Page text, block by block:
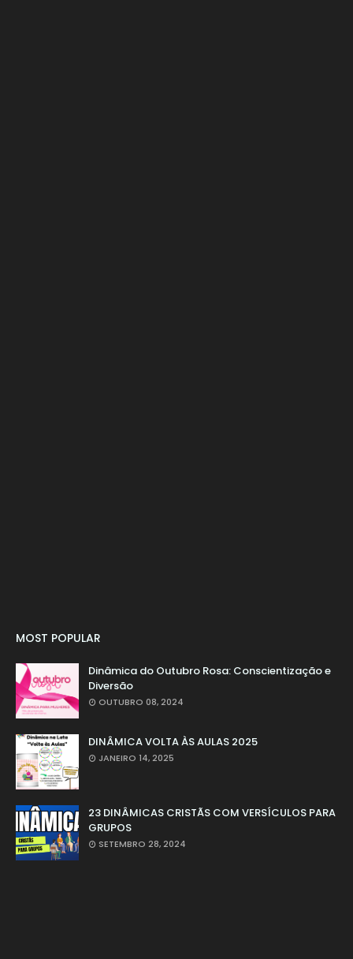
MOST POPULAR
Dinâmica do Outubro Rosa: Conscientização e
Diversão
OUTUBRO 08, 2024
DINÂMICA VOLTA ÀS AULAS 2025
JANEIRO 14, 2025
23 DINÂMICAS CRISTÃS COM VERSÍCULOS PARA
GRUPOS
SETEMBRO 28, 2024